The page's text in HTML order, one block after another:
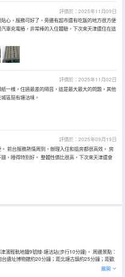
評價於：2025年11月09日
心，服務可好了，旁邊有超市還有吃飯的地方很方便
車充電樁，非常棒的入住體驗，下次來天津還住在這
評價於：2025年11月02日
一樣，住過最差的隔音，這是最大最大的問題，其他
區挺有塘沽味。
評價於：2025年09月19日
前台服務熱情周到，辦理入住和退房都很高效。 房
，睡得特別好。 整體性價比很高，下次來天津還會
濱輕軌地鐵9號線-塘沽站(步行10分鐘)。 周邊景點：
遺址博物館約20分鐘；距北塘古鎮約25分鐘；距歡
館29分鐘；距航母主題公園約40分鐘。 周邊商圈：
車約17分鐘。 周邊交通：塘沽站駕車約13分鐘；濱
展開